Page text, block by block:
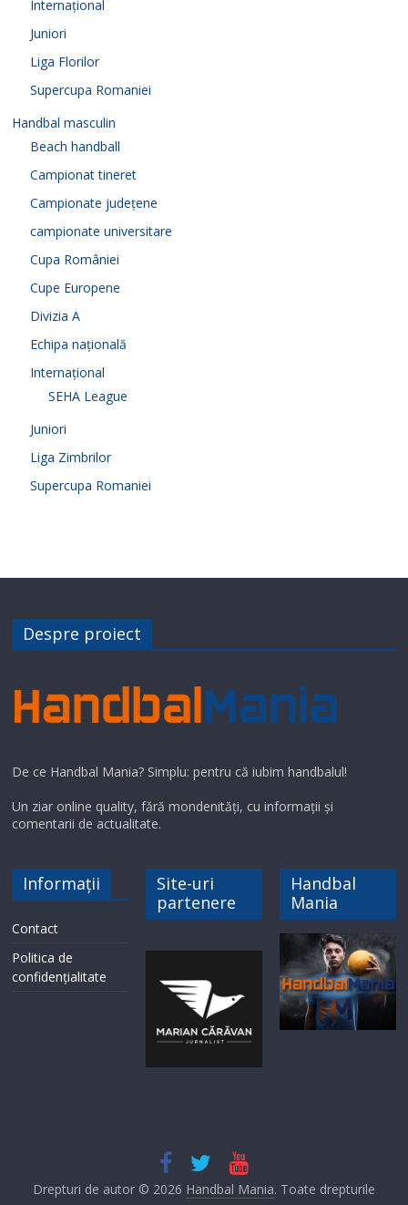
Internațional
Juniori
Liga Florilor
Supercupa Romaniei
Handbal masculin
Beach handball
Campionat tineret
Campionate județene
campionate universitare
Cupa României
Cupe Europene
Divizia A
Echipa națională
Internațional
SEHA League
Juniori
Liga Zimbrilor
Supercupa Romaniei
Despre proiect
De ce Handbal Mania? Simplu: pentru că iubim handbalul!
Un ziar online quality, fără mondenități, cu informații și
comentarii de actualitate.
Informații
Contact
Politica de
confidențialitate
Site-uri
partenere
Handbal
Mania
Drepturi de autor © 2026 Handbal Mania. Toate drepturile